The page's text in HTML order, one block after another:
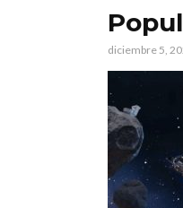
diciembre 5,